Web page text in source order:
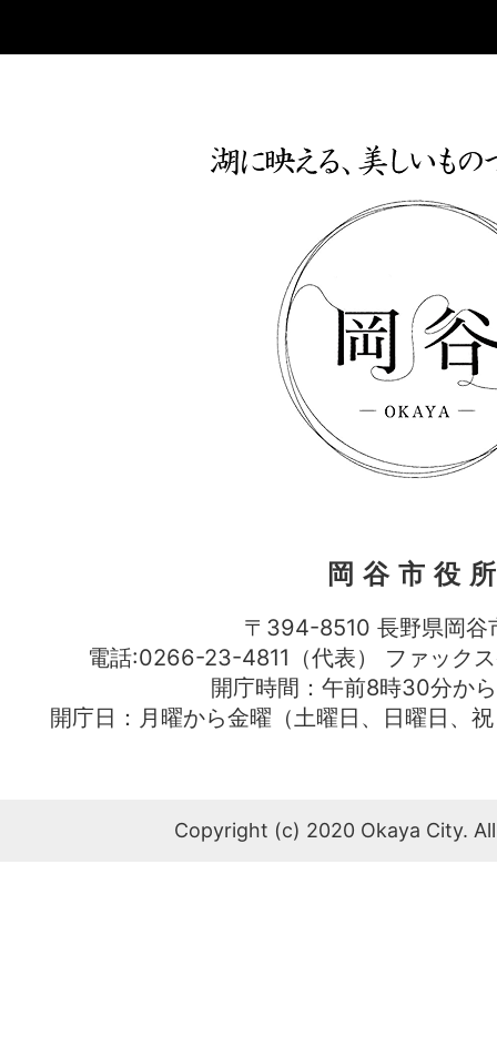
岡谷市役
〒394-8510 長野県岡谷
電話:0266-23-4811（代表） ファッ
開庁時間：午前8時30分か
開庁日：月曜から金曜（土曜日、日曜日、
Copyright (c) 2020 Okaya City.